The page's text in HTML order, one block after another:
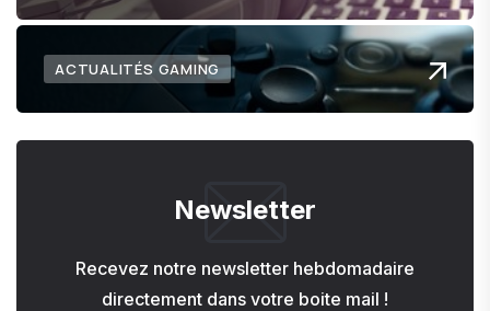
ACTUALITÉS GAMING
Newsletter
Recevez notre newsletter hebdomadaire
directement dans votre boite mail !